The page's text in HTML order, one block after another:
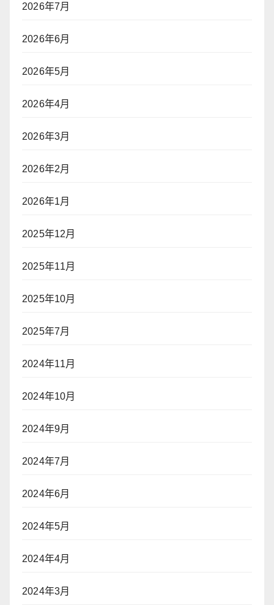
2026年7月
2026年6月
2026年5月
2026年4月
2026年3月
2026年2月
2026年1月
2025年12月
2025年11月
2025年10月
2025年7月
2024年11月
2024年10月
2024年9月
2024年7月
2024年6月
2024年5月
2024年4月
2024年3月